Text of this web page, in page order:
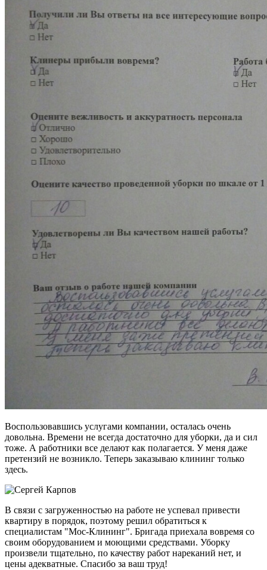
Воспользовавшись услугами компании, осталась очень
довольна. Времени не всегда достаточно для уборки, да и сил
тоже. А работники все делают как полагается. У меня даже
претензий не возникло. Теперь заказываю клининг только
здесь.
В связи с загруженностью на работе не успевал привести
квартиру в порядок, поэтому решил обратиться к
специалистам "Мос-Клининг". Бригада приехала вовремя со
своим оборудованием и моющими средствами. Уборку
произвели тщательно, по качеству работ нареканий нет, и
цены адекватные. Спасибо за ваш труд!